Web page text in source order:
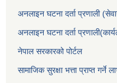
अनलाइन घटना दर्ता प्रणाली
अनलाइन घटना दर्ता
नेपाल सरकारको पोर्टल
सामाजिक सुरक्षा भत्ता प्राप्त